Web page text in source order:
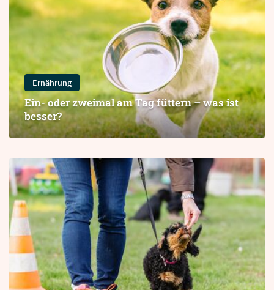
Ernährung
Ein- oder zweimal am Tag füttern – was ist
besser?